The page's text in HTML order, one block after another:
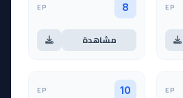
EP
8
EP
مشاهدة
EP
10
EP